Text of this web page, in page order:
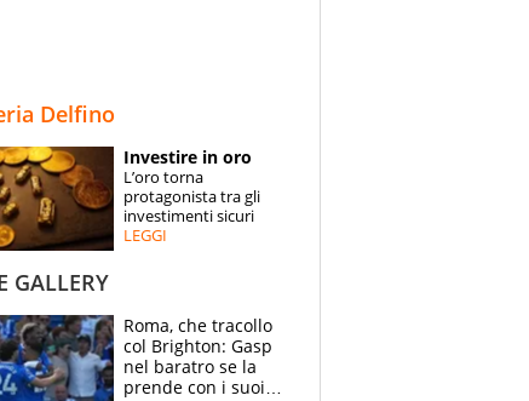
ESPERTI
CONTATTI
Delfino
Investire in oro
L’oro torna
protagonista tra gli
investimenti sicuri
LEGGI
GALLERY
Roma, che tracollo
col Brighton: Gasp
nel baratro se la
prende con i suoi